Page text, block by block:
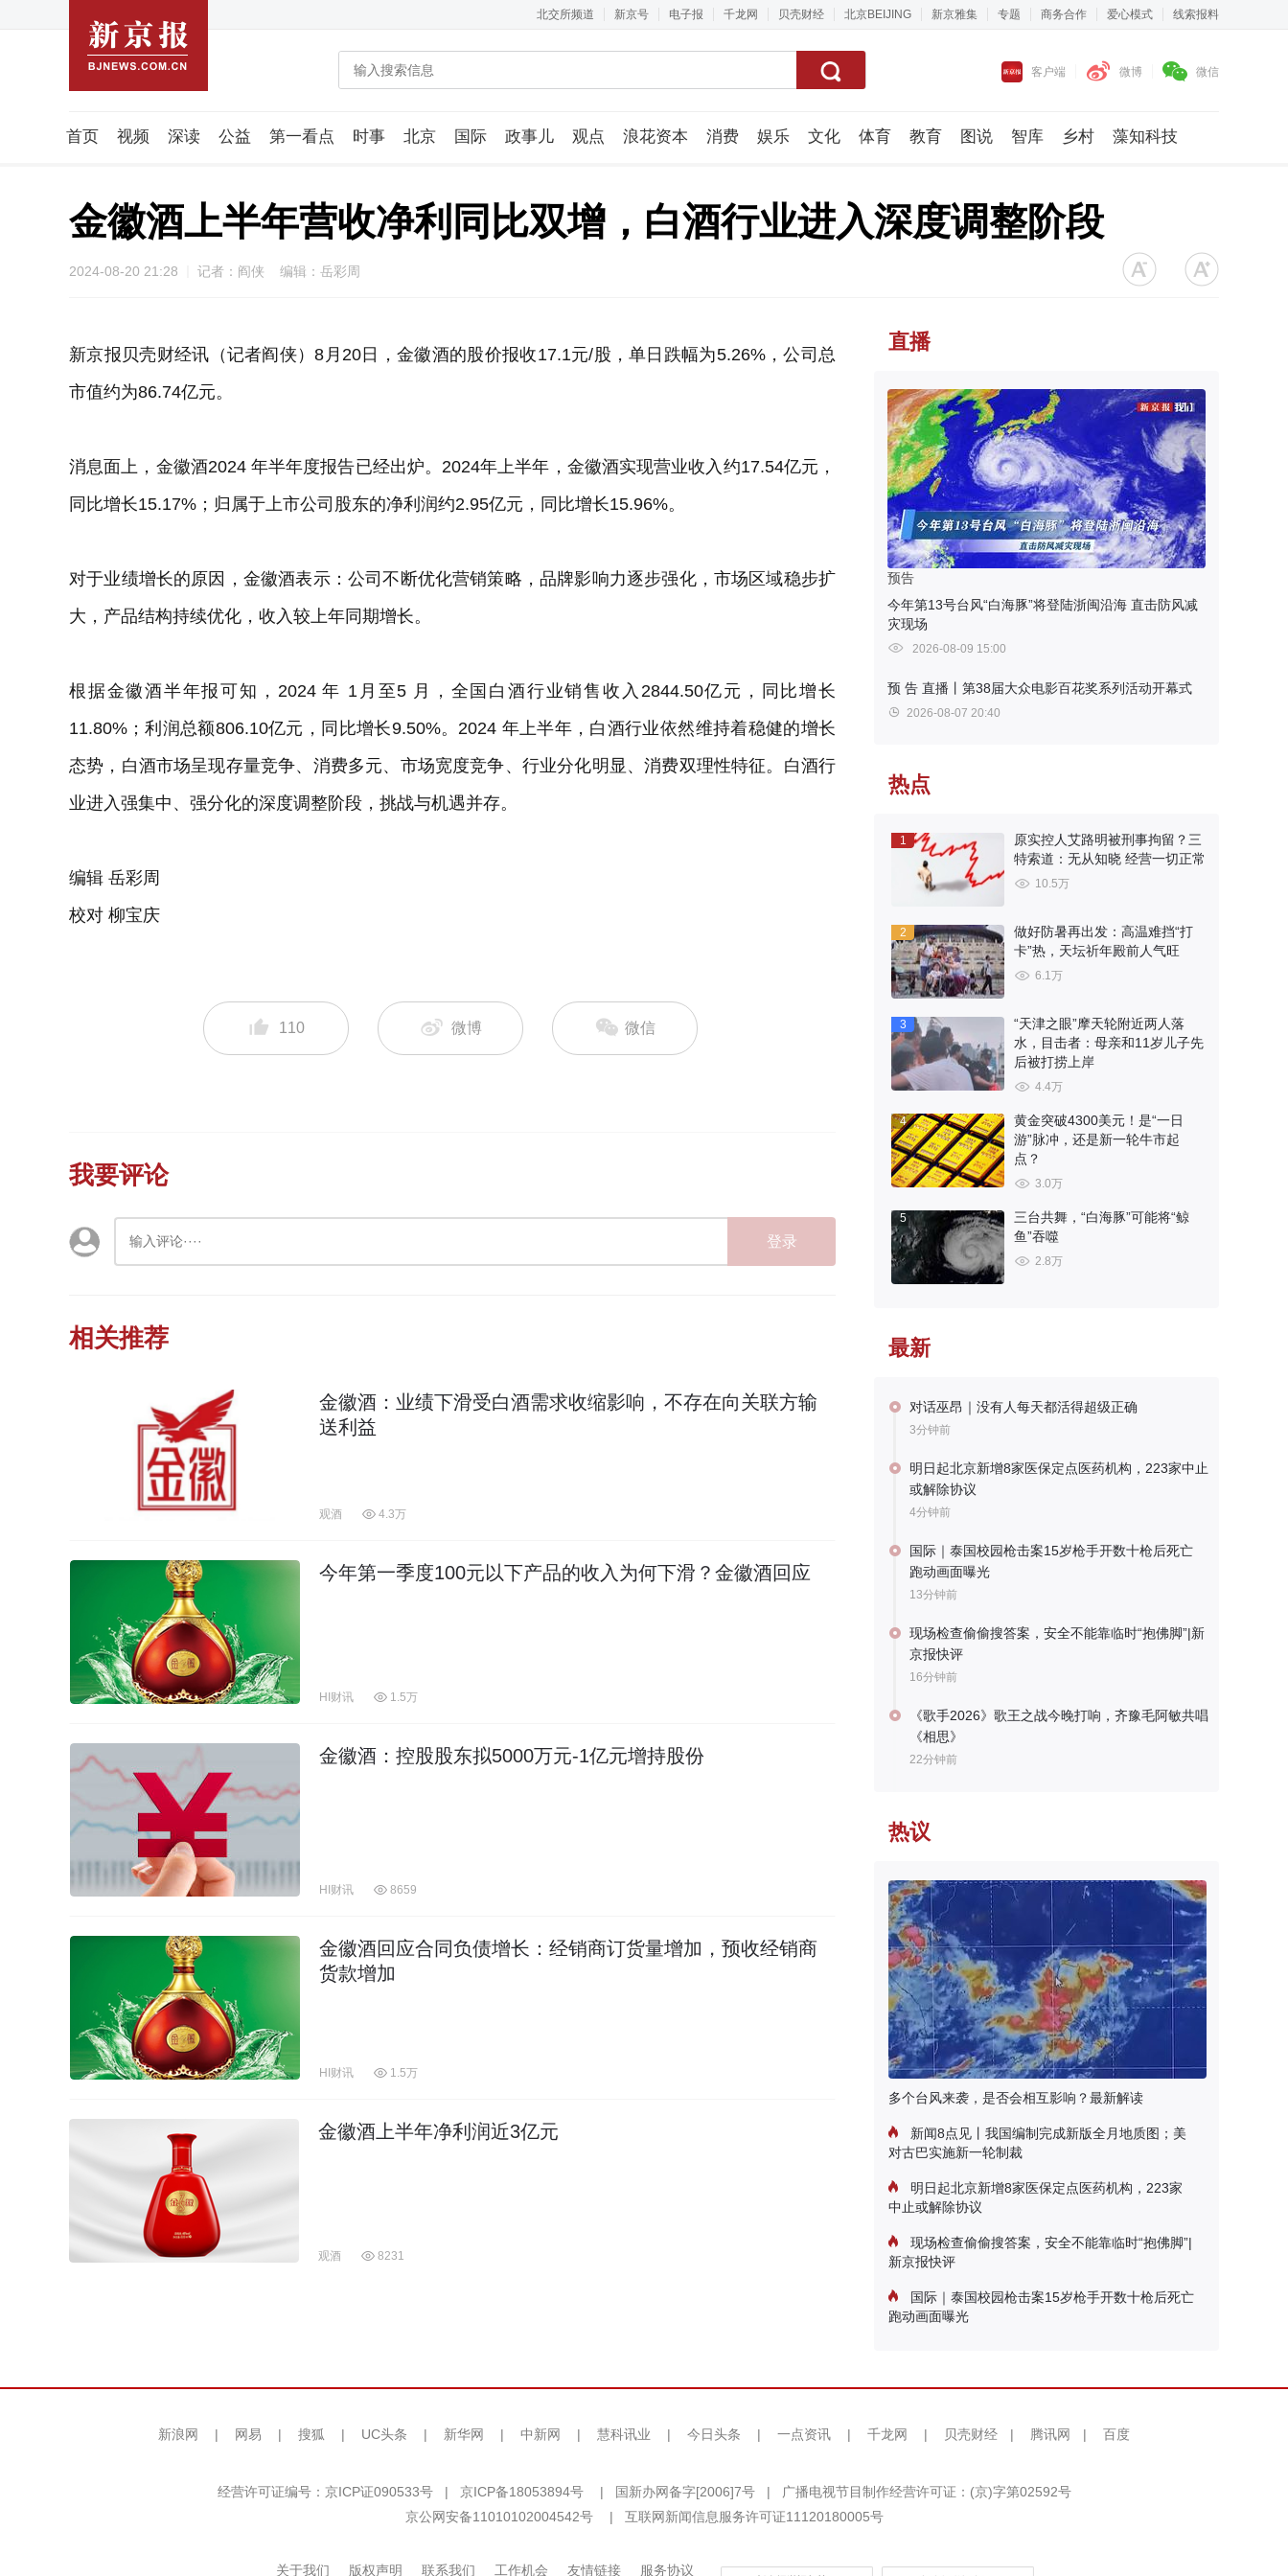
北交所频道 新京号 电子报 千龙网 贝壳财经 北京BEIJING 新京雅集 专题 商务合作 爱心模式 线索报料
客户端 微博 微信
首页 视频 深读 公益 第一看点 时事 北京 国际 政事儿 观点 浪花资本 消费 娱乐 文化 体育 教育 图说 智库 乡村 藻知科技
金徽酒上半年营收净利同比双增，白酒行业进入深度调整阶段
2024-08-20 21:28 记者：阎侠 编辑：岳彩周
新京报贝壳财经讯（记者阎侠）8月20日，金徽酒的股价报收17.1元/股，单日跌幅为5.26%，公司总
市值约为86.74亿元。
消息面上，金徽酒2024 年半年度报告已经出炉。2024年上半年，金徽酒实现营业收入约17.54亿元，
同比增长15.17%；归属于上市公司股东的净利润约2.95亿元，同比增长15.96%。
对于业绩增长的原因，金徽酒表示：公司不断优化营销策略，品牌影响力逐步强化，市场区域稳步扩
大，产品结构持续优化，收入较上年同期增长。
根据金徽酒半年报可知，2024 年 1月至5 月，全国白酒行业销售收入2844.50亿元，同比增长
11.80%；利润总额806.10亿元，同比增长9.50%。2024 年上半年，白酒行业依然维持着稳健的增长
态势，白酒市场呈现存量竞争、消费多元、市场宽度竞争、行业分化明显、消费双理性特征。白酒行
业进入强集中、强分化的深度调整阶段，挑战与机遇并存。
编辑 岳彩周
校对 柳宝庆
110 微博 微信
我要评论
登录
相关推荐
金徽酒：业绩下滑受白酒需求收缩影响，不存在向关联方输
送利益
观酒 4.3万
今年第一季度100元以下产品的收入为何下滑？金徽酒回应
HI财讯 1.5万
金徽酒：控股股东拟5000万元-1亿元增持股份
HI财讯 8659
金徽酒回应合同负债增长：经销商订货量增加，预收经销商
货款增加
HI财讯 1.5万
金徽酒上半年净利润近3亿元
观酒 8231
直播
预告
今年第13号台风“白海豚”将登陆浙闽沿海 直击防风减
灾现场
2026-08-09 15:00
预 告 直播丨第38届大众电影百花奖系列活动开幕式
2026-08-07 20:40
热点
1
原实控人艾路明被刑事拘留？三
特索道：无从知晓 经营一切正常
10.5万
2
做好防暑再出发：高温难挡“打
卡”热，天坛祈年殿前人气旺
6.1万
3
“天津之眼”摩天轮附近两人落
水，目击者：母亲和11岁儿子先
后被打捞上岸
4.4万
4
黄金突破4300美元！是“一日
游”脉冲，还是新一轮牛市起
点？
3.0万
5
三台共舞，“白海豚”可能将“鲸
鱼”吞噬
2.8万
最新
对话巫昂｜没有人每天都活得超级正确
3分钟前
明日起北京新增8家医保定点医药机构，223家中止
或解除协议
4分钟前
国际｜泰国校园枪击案15岁枪手开数十枪后死亡
跑动画面曝光
13分钟前
现场检查偷偷搜答案，安全不能靠临时“抱佛脚”|新
京报快评
16分钟前
《歌手2026》歌王之战今晚打响，齐豫毛阿敏共唱
《相思》
22分钟前
热议
多个台风来袭，是否会相互影响？最新解读
新闻8点见丨我国编制完成新版全月地质图；美
对古巴实施新一轮制裁
明日起北京新增8家医保定点医药机构，223家
中止或解除协议
现场检查偷偷搜答案，安全不能靠临时“抱佛脚”|
新京报快评
国际｜泰国校园枪击案15岁枪手开数十枪后死亡
跑动画面曝光
新浪网 | 网易 | 搜狐 | UC头条 | 新华网 | 中新网 | 慧科讯业 | 今日头条 | 一点资讯 | 千龙网 | 贝壳财经 | 腾讯网 | 百度
经营许可证编号：京ICP证090533号 | 京ICP备18053894号 | 国新办网备字[2006]7号 |
广播电视节目制作经营许可证：(京)字第02592号
京公网安备11010102004542号
| 互联网新闻信息服务许可证11120180005号
关于我们 版权声明 联系我们 工作机会 友情链接 服务协议